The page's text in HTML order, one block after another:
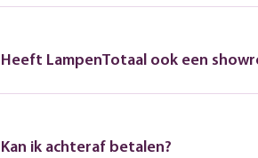
Heeft LampenTotaal ook een
Kan ik achteraf betalen?